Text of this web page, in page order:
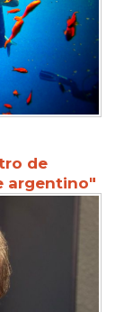
de
argentino"